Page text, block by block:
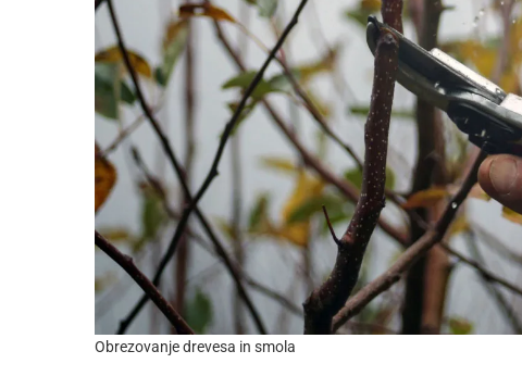
Obrezovanje drevesa in smola